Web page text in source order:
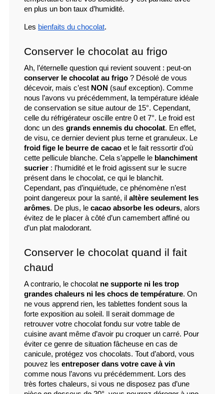
en plus un bon taux d’humidité.
Les bienfaits du chocolat.
Conserver le chocolat au frigo
conserver le chocolat au frigo ? Désolé de vous
décevoir, mais c’est NON (sauf exception). Comme
nous l’avons vu précédemment, la température idéale
de conservation se situe autour de 15°. Cependant,
celle du réfrigérateur oscille entre 0 et 7°. Le froid est
donc un des grands ennemis du chocolat. En effet,
froid fige le beurre de cacao et le fait ressortir d’où
cette pellicule blanche. Cela s’appelle le blanchiment
sucrier : l’humidité et le froid agissent sur le sucre
présent dans le chocolat, ce qui le blanchit.
Cependant, pas d’inquiétude, ce phénomène n’est
point dangereux pour la santé, il altère seulement les
arômes. De plus, le cacao absorbe les odeurs, alors
évitez de le placer à côté d’un camembert affiné ou
d’un plat malodorant.
Conserver le chocolat quand il fait
chaud
A contrario, le chocolat ne supporte ni les trop
grandes chaleurs ni les chocs de température. On
ne vous apprend rien, les tablettes fondent sous la
forte exposition au soleil. Il serait dommage de
retrouver votre chocolat fondu sur votre table de
cuisine avant même d’avoir pu croquer un carré. Pour
éviter ce genre de situation fâcheuse en cas de
canicule, protégez vos chocolats. Tout d’abord, vous
pouvez les entreposer dans votre cave à vin
comme nous l’avons vu précédemment. Lors des
très fortes chaleurs, si vous ne disposez pas d’une